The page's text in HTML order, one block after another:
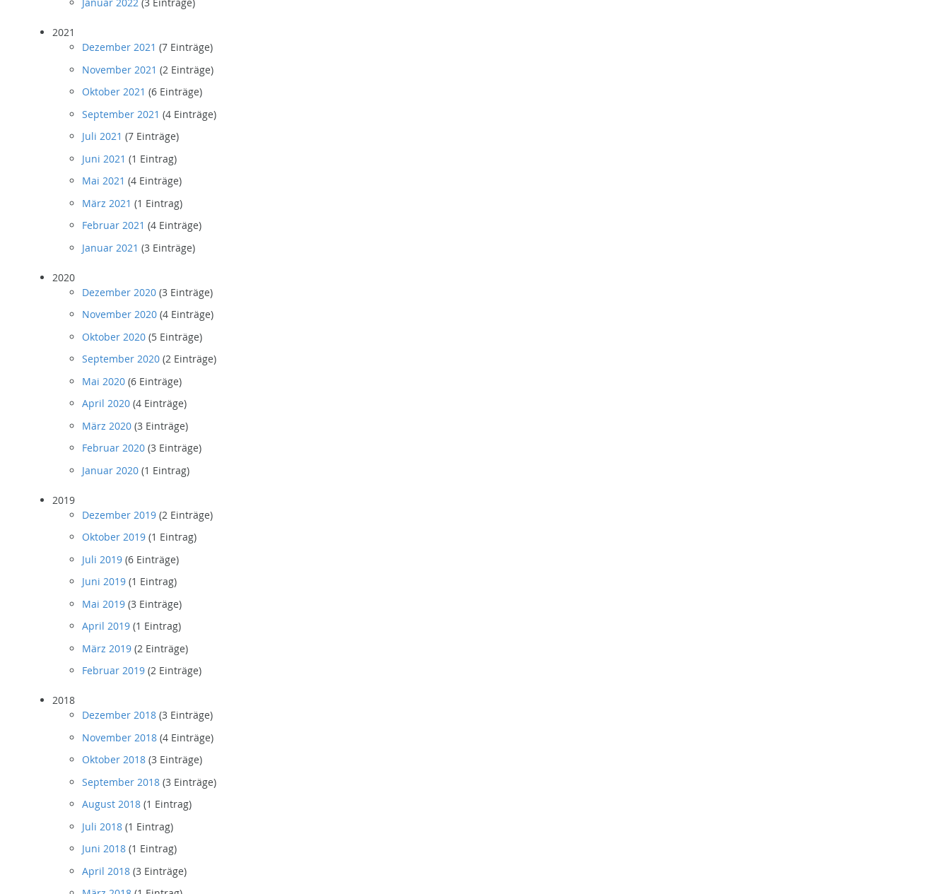
2021
Dezember 2021 (7 Einträge)
November 2021 (2 Einträge)
Oktober 2021 (6 Einträge)
September 2021 (4 Einträge)
Juli 2021 (7 Einträge)
Juni 2021 (1 Eintrag)
Mai 2021 (4 Einträge)
März 2021 (1 Eintrag)
Februar 2021 (4 Einträge)
Januar 2021 (3 Einträge)
2020
Dezember 2020 (3 Einträge)
November 2020 (4 Einträge)
Oktober 2020 (5 Einträge)
September 2020 (2 Einträge)
Mai 2020 (6 Einträge)
April 2020 (4 Einträge)
März 2020 (3 Einträge)
Februar 2020 (3 Einträge)
Januar 2020 (1 Eintrag)
2019
Dezember 2019 (2 Einträge)
Oktober 2019 (1 Eintrag)
Juli 2019 (6 Einträge)
Juni 2019 (1 Eintrag)
Mai 2019 (3 Einträge)
April 2019 (1 Eintrag)
März 2019 (2 Einträge)
Februar 2019 (2 Einträge)
2018
Dezember 2018 (3 Einträge)
November 2018 (4 Einträge)
Oktober 2018 (3 Einträge)
September 2018 (3 Einträge)
August 2018 (1 Eintrag)
Juli 2018 (1 Eintrag)
Juni 2018 (1 Eintrag)
April 2018 (3 Einträge)